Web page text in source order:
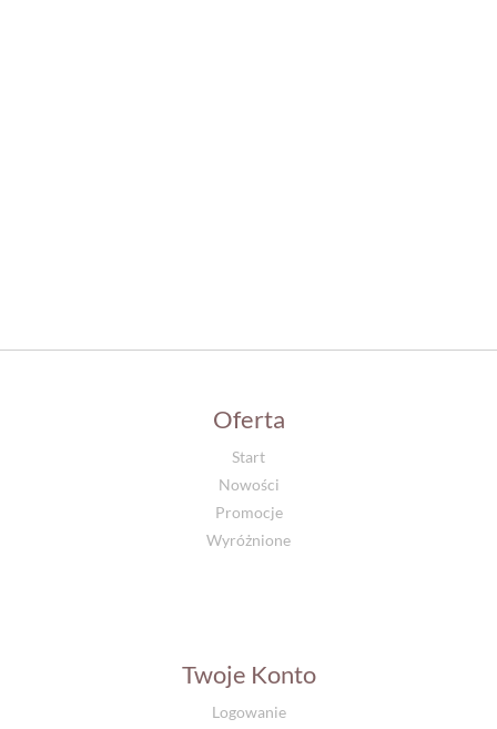
Oferta
Start
Nowości
Promocje
Wyróżnione
Twoje Konto
Logowanie